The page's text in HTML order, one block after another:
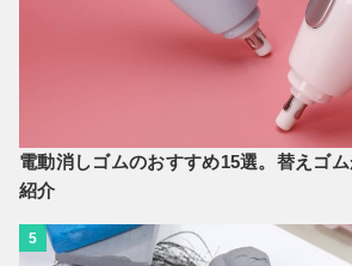
電動消しゴムのおすすめ15選。替えゴ
紹介
5